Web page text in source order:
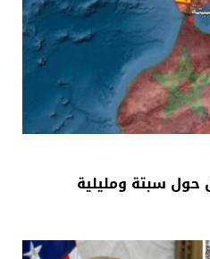
حول سبتة ومليلية